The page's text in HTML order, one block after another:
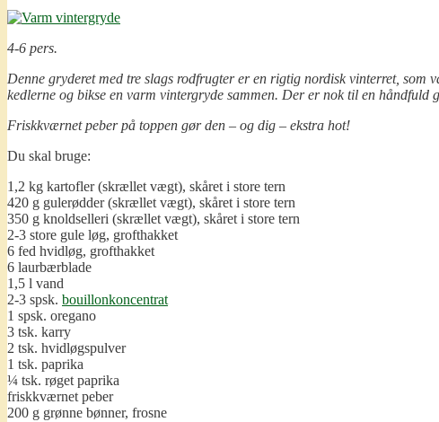
4-6 pers.
Denne gryderet med tre slags rodfrugter er en rigtig nordisk vinterret,
kedlerne og bikse en varm vintergryde sammen. Der er nok til en
Friskkværnet peber på toppen gør den – og dig – ekstra hot!
Du skal bruge:
1,2 kg kartofler (skrællet vægt), skåret i store tern
420 g gulerødder (skrællet vægt), skåret i store tern
350 g knoldselleri (skrællet vægt), skåret i store tern
2-3 store gule løg, grofthakket
6 fed hvidløg, grofthakket
6 laurbærblade
1,5 l vand
2-3 spsk. bouillonkoncentrat
1 spsk. oregano
3 tsk. karry
2 tsk. hvidløgspulver
1 tsk. paprika
¼ tsk. røget paprika
friskkværnet peber
200 g grønne bønner, frosne